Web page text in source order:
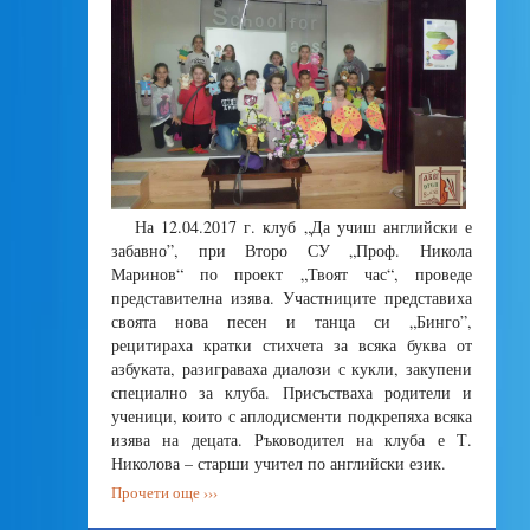
На 12.04.2017 г. клуб „Да учиш английски е
забавно”, при Второ СУ „Проф. Никола
Маринов“ по проект „Твоят час“, проведе
представителна изява. Участниците представиха
своята нова песен и танца си „Бинго”,
рецитираха кратки стихчета за всяка буква от
азбуката, разиграваха диалози с кукли, закупени
специално за клуба. Присъстваха родители и
ученици, които с аплодисменти подкрепяха всяка
изява на децата. Ръководител на клуба е Т.
Николова – старши учител по английски език.
Прочети още ›››